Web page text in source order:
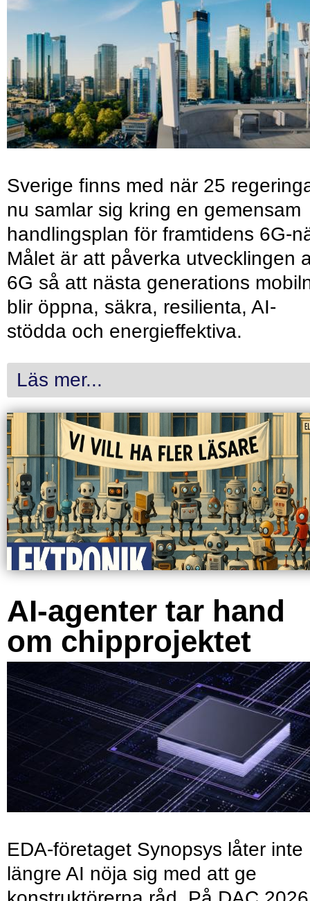
Sverige finns med när 25
nu samlar sig kring en gemensam
handlingsplan för framtidens 6G-
Målet är att påverka utvecklingen
6G så att nästa generations
blir öppna, säkra, resilienta, AI-
stödda och energieffektiva.
Läs mer...
AI-agenter tar hand
om chipprojektet
EDA-företaget Synopsys låter inte
längre AI nöja sig med att ge